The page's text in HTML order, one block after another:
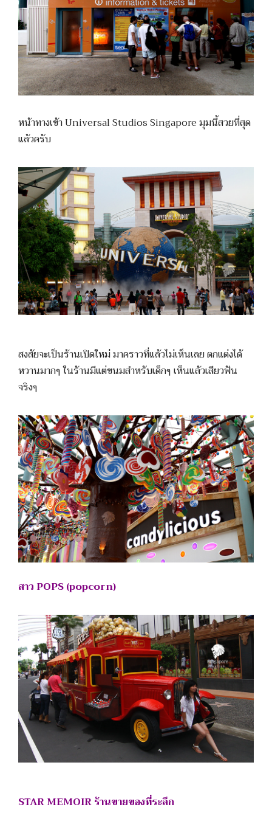
หน้าทางเข้า Universal Studios Singapore มุมนี้สวยที่สุด
แล้วครับ
สงสัยจะเป็นร้านเปิดใหม่ มาคราวที่แล้วไม่เห็นเลย ตกแต่งได้
หวานมากๆ ในร้านมีแต่ขนมสำหรับเด็กๆ เห็นแล้วเสียวฟัน
จริงๆ
สาว POPS (popcorn)
STAR MEMOIR ร้านขายของที่ระลึก